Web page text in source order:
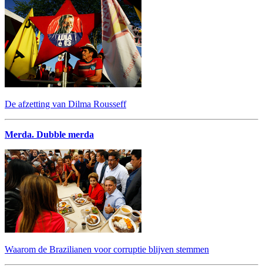
De afzetting van Dilma Rousseff
Merda. Dubble merda
Waarom de Brazilianen voor corruptie blijven stemmen